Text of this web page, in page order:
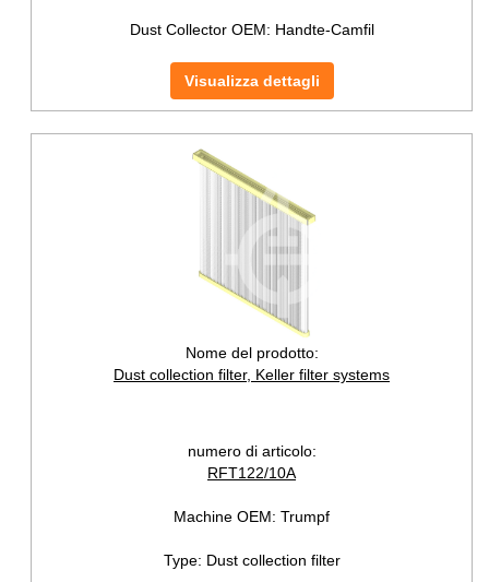
Dust Collector OEM: Handte-Camfil
Visualizza dettagli
Nome del prodotto:
Dust collection filter, Keller filter systems
numero di articolo:
RFT122/10A
Machine OEM: Trumpf
Type: Dust collection filter